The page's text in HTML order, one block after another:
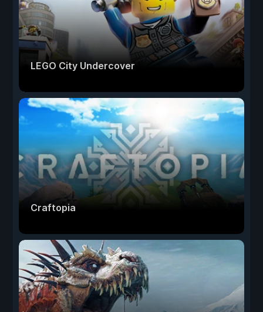
LEGO City Undercover
Craftopia